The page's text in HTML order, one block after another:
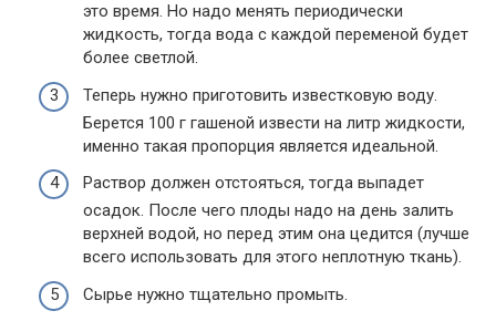
это время. Но надо менять периодически
жидкость, тогда вода с каждой переменой будет
более светлой.
Теперь нужно приготовить известковую воду.
Берется 100 г гашеной извести на литр жидкости,
именно такая пропорция является идеальной.
Раствор должен отстояться, тогда выпадет
осадок. После чего плоды надо на день залить
верхней водой, но перед этим она цедится (лучше
всего использовать для этого неплотную ткань).
Сырье нужно тщательно промыть.